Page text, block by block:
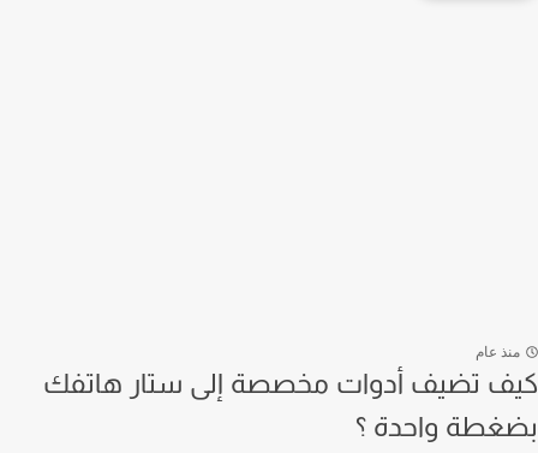
منذ عام
كيف تضيف أدوات مخصصة إلى ستار هاتفك
بضغطة واحدة ؟